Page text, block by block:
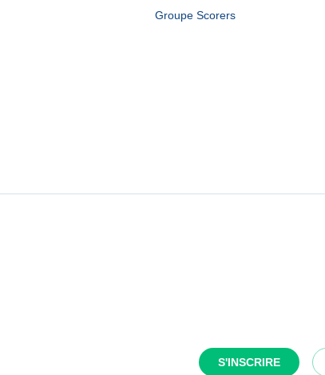
S'INSCRIRE
Groupe Scorers